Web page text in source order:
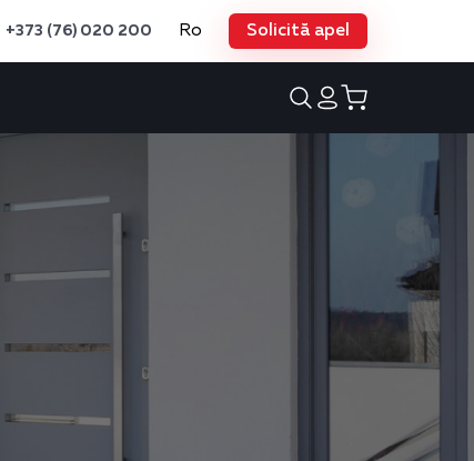
+373 (76) 020 200 Ro Solicită apel